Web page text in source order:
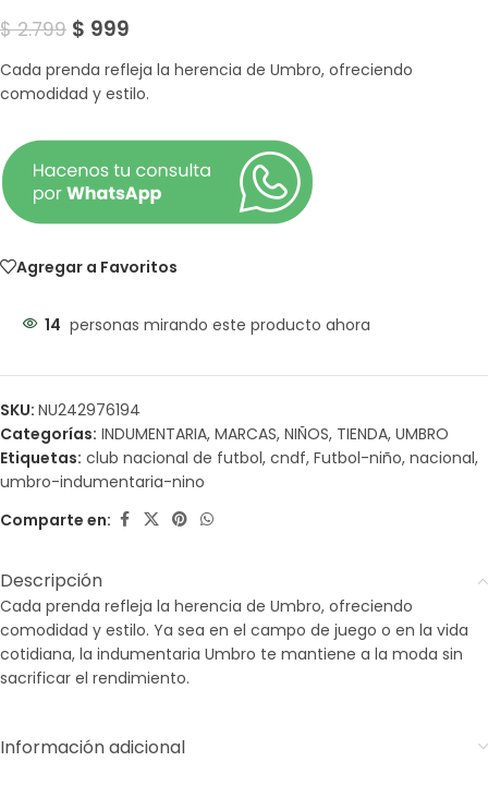
$2.799 $ 999
Cada prenda refleja la herencia de Umbro, ofreciendo
comodidad y estilo.
Agregar a Favoritos
14 personas mirando este producto ahora
SKU: NU242976194
Categorías: INDUMENTARIA, MARCAS, NIÑOS, TIENDA, UMBRO
Etiquetas: club nacional de futbol, cndf, Futbol-niño, nacional,
umbro-indumentaria-nino
Comparte en:
Descripción
Cada prenda refleja la herencia de Umbro, ofreciendo
comodidad y estilo. Ya sea en el campo de juego o en la vida
cotidiana, la indumentaria Umbro te mantiene a la moda sin
sacrificar el rendimiento.
Información adicional